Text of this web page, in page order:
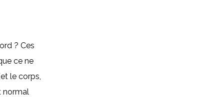
? Ces
ce ne
le corps,
normal